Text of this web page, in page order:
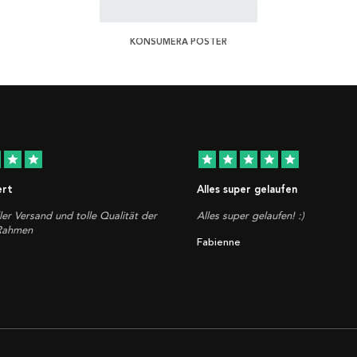
KONSUMERA POSTER
star star
Versand und tolle Qualität der
star star star star star
Alles super gelaufen
Alles super gelaufen! :)
Fabienne